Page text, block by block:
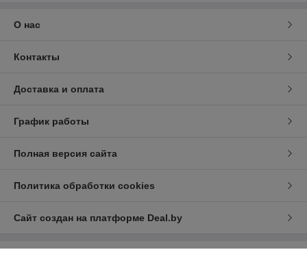
О нас
Контакты
Доставка и оплата
График работы
Полная версия сайта
Политика обработки cookies
Сайт создан на платформе Deal.by